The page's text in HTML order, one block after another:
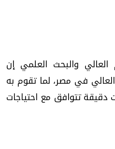
العالي والبحث العلمي إن
في مصر، لما تقوم به
تتوافق مع احتياجات
تحقيقات وحوارات